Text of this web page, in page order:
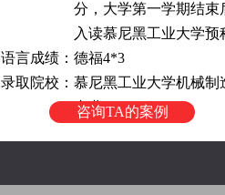
分，大学第一学期结束
入读慕尼黑工业大学预
语言成绩： 德福4*3
录取院校： 慕尼黑工业大学机械制
专业
咨询TA的案例